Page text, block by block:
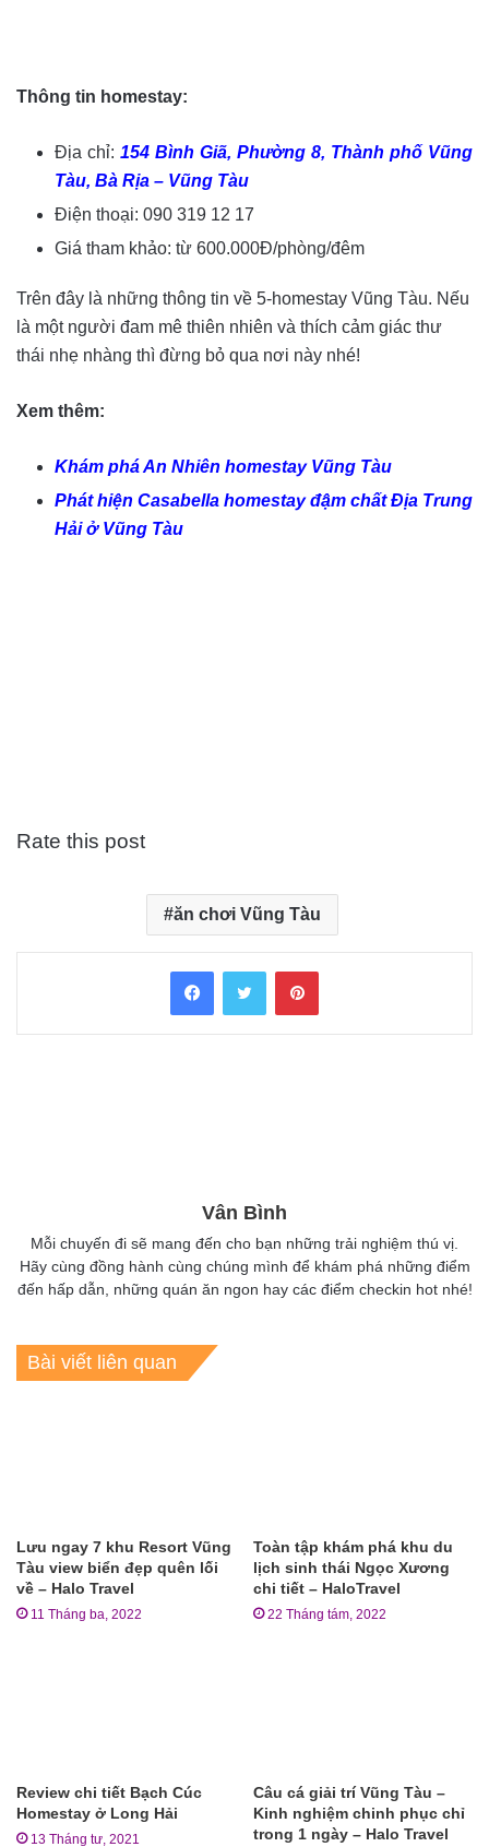
Thông tin homestay:
Địa chỉ: 154 Bình Giã, Phường 8, Thành phố Vũng
Tàu, Bà Rịa – Vũng Tàu
Điện thoại: 090 319 12 17
Giá tham khảo: từ 600.000Đ/phòng/đêm
Trên đây là những thông tin về 5-homestay Vũng Tàu. Nếu
là một người đam mê thiên nhiên và thích cảm giác thư
thái nhẹ nhàng thì đừng bỏ qua nơi này nhé!
Xem thêm:
Khám phá An Nhiên homestay Vũng Tàu
Phát hiện Casabella homestay đậm chất Địa Trung
Hải ở Vũng Tàu
Rate this post
ăn chơi Vũng Tàu
FacebookTwitter Pinterest
Vân Bình
Mỗi chuyến đi sẽ mang đến cho bạn những trải nghiệm thú vị.
Hãy cùng đồng hành cùng chúng mình để khám phá những điểm
đến hấp dẫn, những quán ăn ngon hay các điểm checkin hot nhé!
Bài viết liên quan
Lưu ngay 7 khu Resort Vũng
Tàu view biển đẹp quên lối
về – Halo Travel
11 Tháng ba, 2022
Toàn tập khám phá khu du
lịch sinh thái Ngọc Xương
chi tiết – HaloTravel
22 Tháng tám, 2022
Review chi tiết Bạch Cúc
Homestay ở Long Hải
13 Tháng tư, 2021
Câu cá giải trí Vũng Tàu –
Kinh nghiệm chinh phục chỉ
trong 1 ngày – Halo Travel